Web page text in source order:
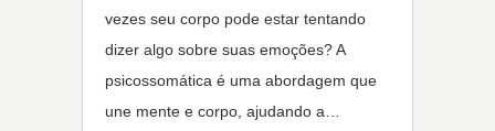
vezes seu corpo pode estar tentando
dizer algo sobre suas emoções? A
psicossomática é uma abordagem que
une mente e corpo, ajudando a…